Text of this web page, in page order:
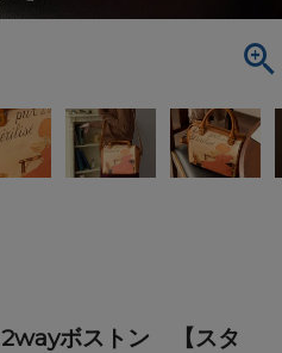
2wayボストン 【スタ